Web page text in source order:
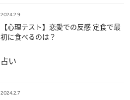
2024.2.9
【心理テスト】恋愛での反感 定食で最
初に食べるのは？
占い
2024.2.7